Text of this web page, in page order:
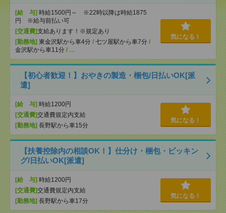
[給 与] 時給1500円～ ※22時以降は時給1875
円 ※給与前払い可
[交通費]支給あります！※規定あり
[勤務地] 東金沢駅から車4分 / 七ツ屋駅から車7分 /
金沢駅から車11分 / …
気になる！
【初心者歓迎！】おやきの製造・梱包/日払いOK[派
遣]
[給 与] 時給1200円
[交通費]交通費規定内支給
[勤務地] 長野駅から車15分
気になる！
【扶養控除内の相談OK！】仕分け・梱包・ピッキン
グ/日払いOK[派遣]
[給 与] 時給1200円
[交通費]交通費規定内支給
[勤務地] 長野駅から車17分
気になる！